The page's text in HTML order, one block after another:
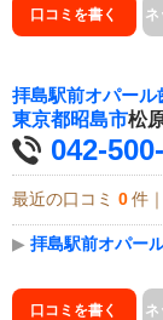
口コミを書く
拝島駅前オパール
東京都昭島市松
042-
最近の口コミ 0 件
▶ 拝島駅前オパー
口コミを書く